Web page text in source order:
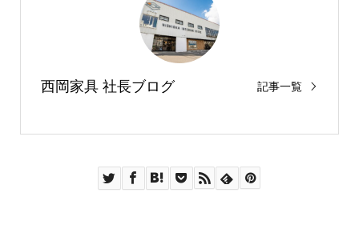
西岡家具 社長ブログ 記事一覧